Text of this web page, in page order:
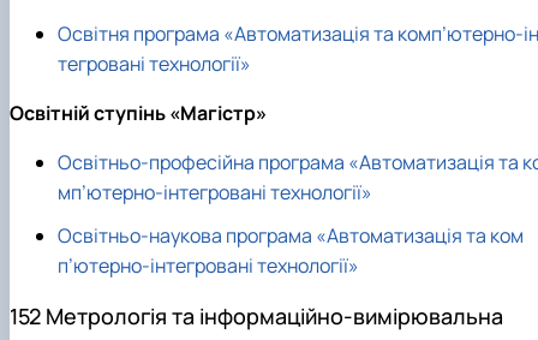
Освітня програма «Автоматизація та комп’ютерно-ін
тегровані технології»
Освітній ступінь «Магістр»
Освітньо-професійна програма «Автоматизація та
мп’ютерно-інтегровані технології»
Освітньо-наукова програма «Автоматизація та ком
п’ютерно-інтегровані технології»
152 Метрологія та інформаційно-вимірювальна